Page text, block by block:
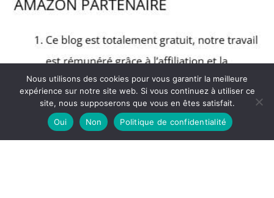
Nous utilisons des cookies pour vous garantir la meilleure
expérience sur notre site web. Si vous continuez à utiliser ce
site, nous supposerons que vous en êtes satisfait.
Oui
Non Politique de confidentialité